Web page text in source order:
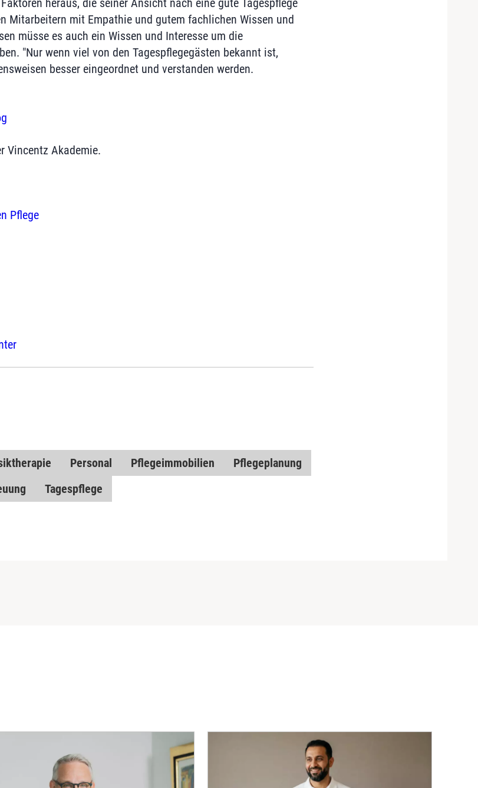
heraus, die seiner Ansicht nach eine gute Tagespflege
Mitarbeitern mit Empathie und gutem fachlichen Wissen und
müsse es auch ein Wissen und Interesse um die
"Nur wenn viel von den Tagespflegegästen bekannt ist,
besser eingeordnet und verstanden werden.
Vincentz Akademie.
Pflege
Personal Pflegeimmobilien
Pflegeplanung
Tagespflege